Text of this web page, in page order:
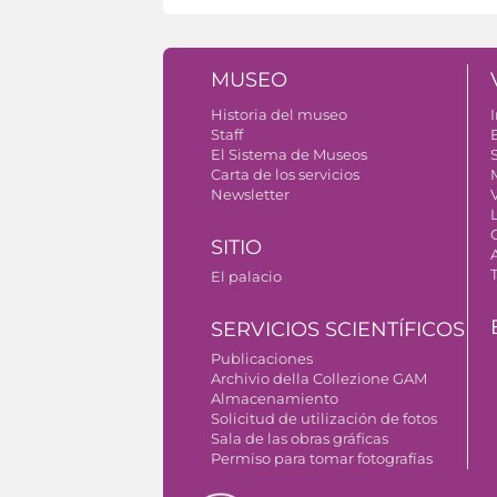
MUSEO
Historia del museo
Staff
El Sistema de Museos
Carta de los servicios
Newsletter
SITIO
El palacio
SERVICIOS SCIENTÍFICOS
Publicaciones
Archivio della Collezione GAM
Almacenamiento
Solicitud de utilización de fotos
Sala de las obras gráficas
Permiso para tomar fotografías